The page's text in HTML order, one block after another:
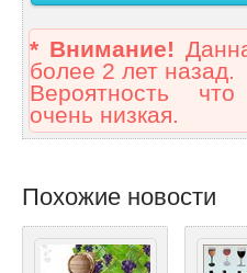
* Внимание!
более 2 лет назад.
Вероятность
очень низкая.
Похожие новости